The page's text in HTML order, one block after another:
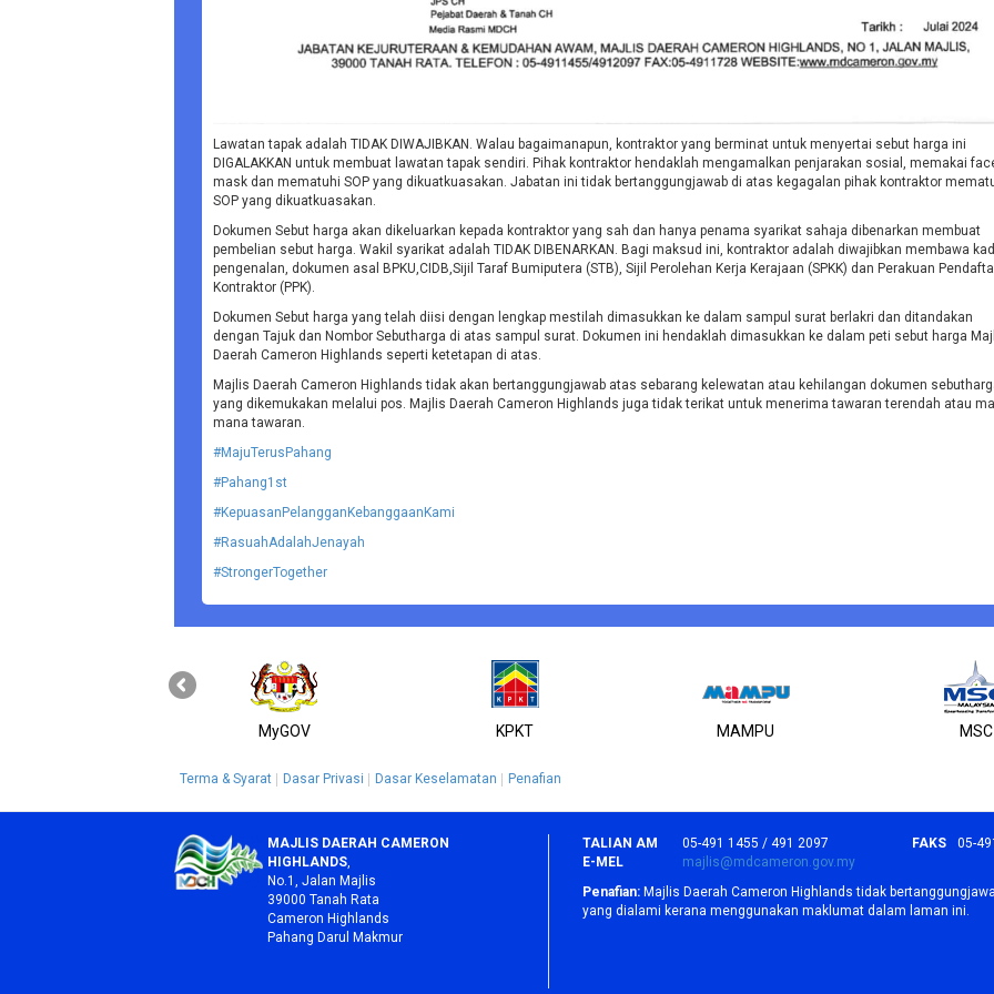
Lawatan tapak adalah TIDAK DIWAJIBKAN. Walau bagaimanapun, kontraktor yang berminat untuk menyertai sebut harga ini
DIGALAKKAN untuk membuat lawatan tapak sendiri. Pihak kontraktor hendaklah mengamalkan penjarakan sosial, memakai
mask dan mematuhi SOP yang dikuatkuasakan. Jabatan ini tidak bertanggungjawab di atas kegagalan pihak kontraktor
SOP yang dikuatkuasakan.
Dokumen Sebut harga akan dikeluarkan kepada kontraktor yang sah dan hanya penama syarikat sahaja dibenarkan membuat
pembelian sebut harga. Wakil syarikat adalah TIDAK DIBENARKAN. Bagi maksud ini, kontraktor adalah diwajibkan membawa kad
pengenalan, dokumen asal BPKU,CIDB,Sijil Taraf Bumiputera (STB), Sijil Perolehan Kerja Kerajaan (SPKK) dan Perakuan
Kontraktor (PPK).
Dokumen Sebut harga yang telah diisi dengan lengkap mestilah dimasukkan ke dalam sampul surat berlakri dan ditandakan
dengan Tajuk dan Nombor Sebutharga di atas sampul surat. Dokumen ini hendaklah dimasukkan ke dalam peti sebut harga
Daerah Cameron Highlands seperti ketetapan di atas.
Majlis Daerah Cameron Highlands tidak akan bertanggungjawab atas sebarang kelewatan atau kehilangan dokumen
yang dikemukakan melalui pos. Majlis Daerah Cameron Highlands juga tidak terikat untuk menerima tawaran terendah atau
mana tawaran.
#MajuTerusPahang
#Pahang1st
#KepuasanPelangganKebanggaanKami
#RasuahAdalahJenayah
#StrongerTogether
MyGOV KPKT MAMPU MSC
Terma & Syarat Dasar Privasi Dasar Keselamatan Penafian
MAJLIS DAERAH CAMERON
HIGHLANDS,
No.1, Jalan Majlis
39000 Tanah Rata
Cameron Highlands
Pahang Darul Makmur
TALIAN AM 05-491 1455 / 491 2097 FAKS
05-
E-MEL
majlis@mdcameron.gov.my
Penafian: Majlis Daerah Cameron Highlands tidak
yang dialami kerana menggunakan maklumat dalam laman ini.